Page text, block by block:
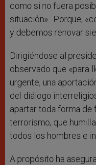
como si no fuera
situación». Porque,
y debemos renovar
Dirigiéndose al
observado que «para
urgente, una
del diálogo
apartar toda forma de
terrorismo, que
todos los hombres e
A propósito ha